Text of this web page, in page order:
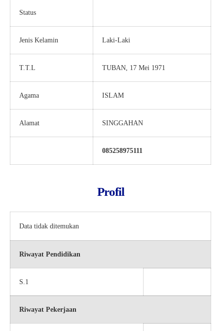
Status
Jenis Kelamin Laki-Laki
T.T.L TUBAN, 17 Mei 1971
Agama ISLAM
Alamat SINGGAHAN
085258975111
Profil
Data tidak ditemukan
Riwayat Pendidikan
S.1
Riwayat Pekerjaan